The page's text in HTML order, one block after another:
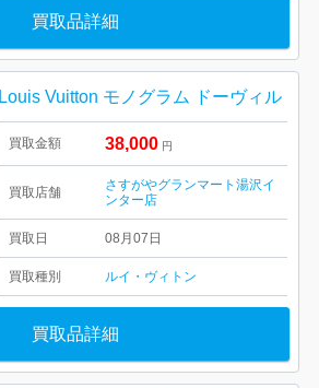
買取品詳細
Louis Vuitton モノグラム ドーヴィル
買取金額 38,000 円
買取店舗
さすがやグランマート湯沢イ
ンター店
買取日 08月07日
買取種別 ルイ・ヴィトン
買取品詳細